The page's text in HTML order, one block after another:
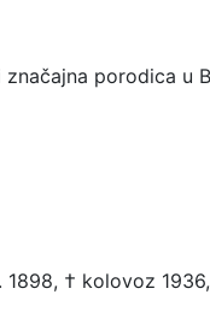
porodica u
1898, † kolovoz